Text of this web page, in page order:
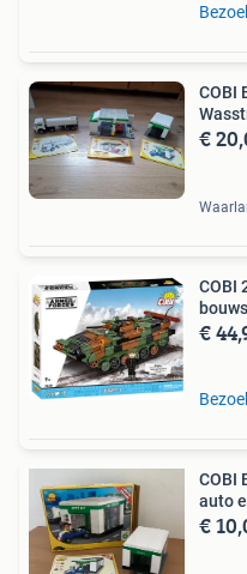
COBI
€
COBI
€
COBI
auto
€